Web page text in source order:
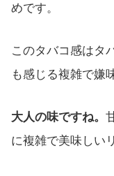
めです。
このタバコ感はタ
も感じる複雑で嫌
大人の味ですね。
に複雑で美味しい